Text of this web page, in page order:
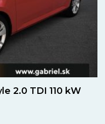
2.0 TDI 110 kW